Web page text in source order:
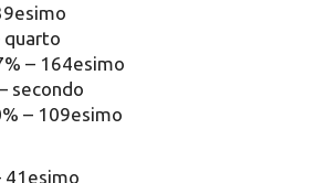
quarto
– 164esimo
secondo
– 109esimo
41esimo